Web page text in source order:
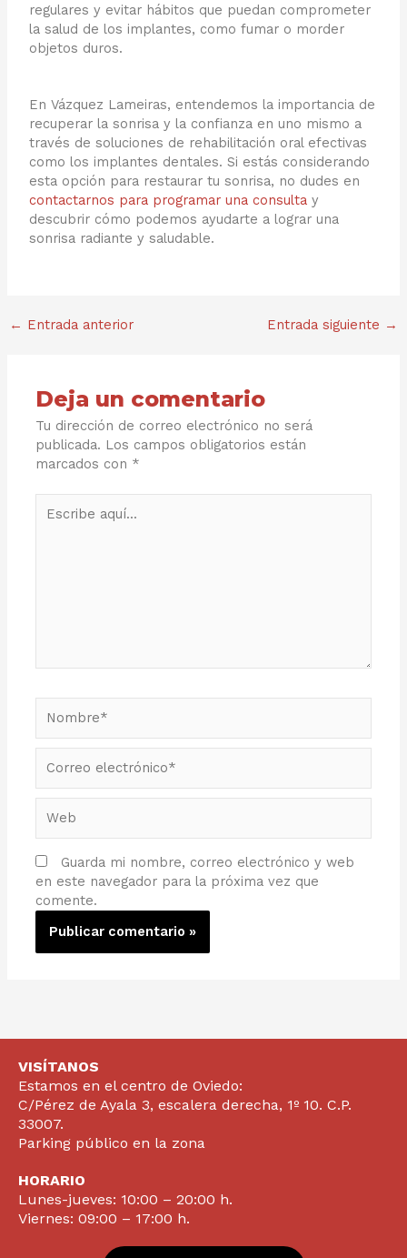
regulares y evitar hábitos que puedan comprometer
la salud de los implantes, como fumar o morder
objetos duros.
En Vázquez Lameiras, entendemos la importancia de
recuperar la sonrisa y la confianza en uno mismo a
través de soluciones de rehabilitación oral efectivas
como los implantes dentales. Si estás considerando
esta opción para restaurar tu sonrisa, no dudes en
contactarnos para programar una consultay
descubrir cómo podemos ayudarte a lograr una
sonrisa radiante y saludable.
← Entrada anterior Entrada siguiente →
Deja un comentario
Tu dirección de correo electrónico no será
publicada. Los campos obligatorios están
marcados con *
aquí...
electrónico*
Guarda mi nombre, correo electrónico y web
en este navegador para la próxima vez que
comente.
VISÍTANOS
Estamos en el centro de Oviedo:
C/Pérez de Ayala 3, escalera derecha, 1º 10. C.P.
33007.
Parking público en la zona
HORARIO
Lunes-jueves: 10:00 – 20:00 h.
Viernes: 09:00 – 17:00 h.